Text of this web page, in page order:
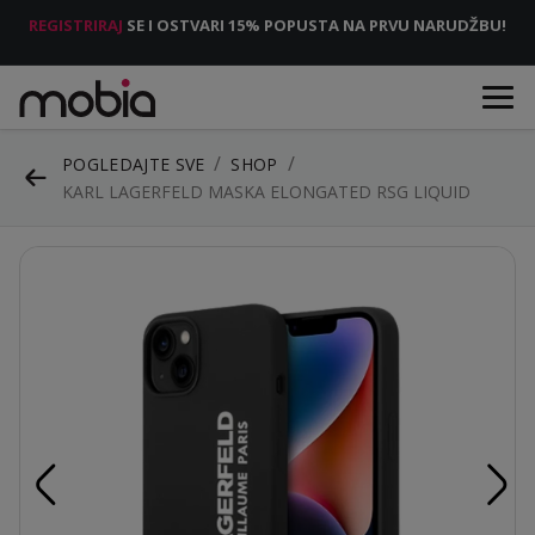
REGISTRIRAJ SE I OSTVARI 15% POPUSTA NA PRVU NARUDŽBU!
POGLEDAJTE SVE
SHOP
KARL LAGERFELD MASKA ELONGATED RSG LIQUID